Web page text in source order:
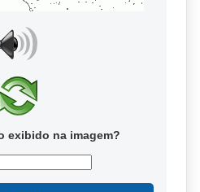
exibido na imagem?